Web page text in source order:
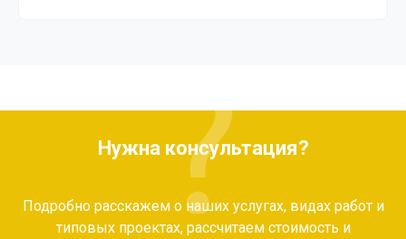
Нужна консультация?
Подробно расскажем о наших услугах, видах работ и
типовых проектах, рассчитаем стоимость и